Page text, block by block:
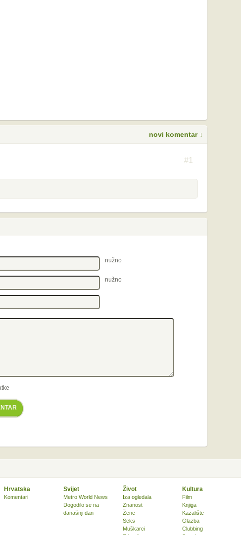
novi komentar ↓
#1
nužno
nužno
Hrvatska
Komentari
Svijet
Metro World News
Dogodilo se na
današnji dan
Život
Iza ogledala
Znanost
Žene
Seks
Muškarci
Kultura
Film
Knjiga
Kazalište
Glazba
Clubbing